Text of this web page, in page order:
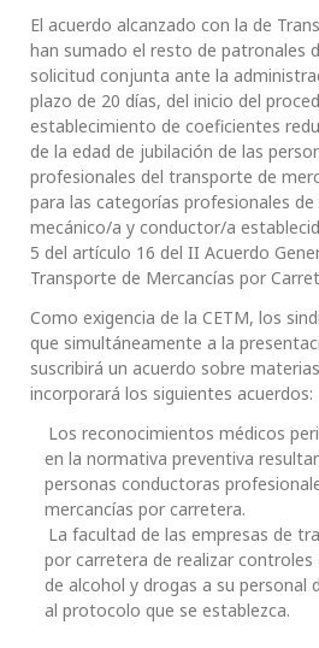
El acuerdo alcanzado con la de
han sumado el resto de patronales
solicitud conjunta ante la
plazo de 20 días, del inicio del
establecimiento de coeficientes
de la edad de jubilación de las
profesionales del transporte de
para las categorías profesionales
mecánico/a y conductor/a
5 del artículo 16 del II Acuerdo
Transporte de Mercancías por
Como exigencia de la CETM, los
que simultáneamente a la
suscribirá un acuerdo sobre
incorporará los siguientes acuerdos:
Los reconocimientos médicos
en la normativa preventiva
personas conductoras
mercancías por carretera.
La facultad de las empresas de
por carretera de realizar
de alcohol y drogas a su personal
al protocolo que se establezca.